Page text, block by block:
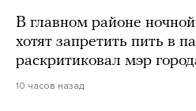
В главном районе
хотят запретить пить в
раскритиковал мэр
10 часов назад